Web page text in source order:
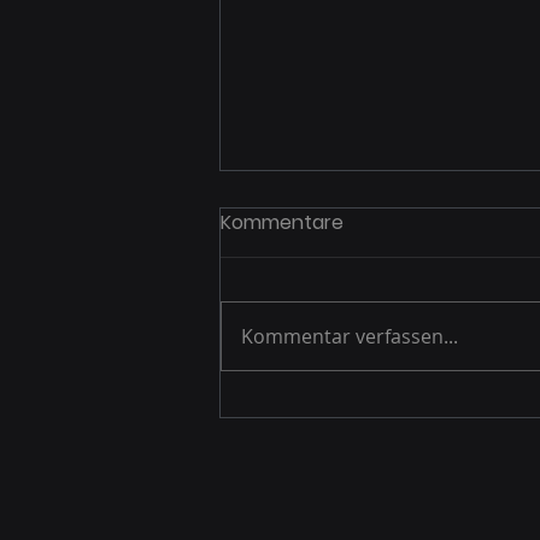
Wie BIM ESG-Kriterien im
Kommentare
Kommentar verfassen...